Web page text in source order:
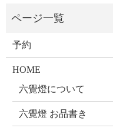
予約
HOME
六覺燈について
六覺燈 お品書き